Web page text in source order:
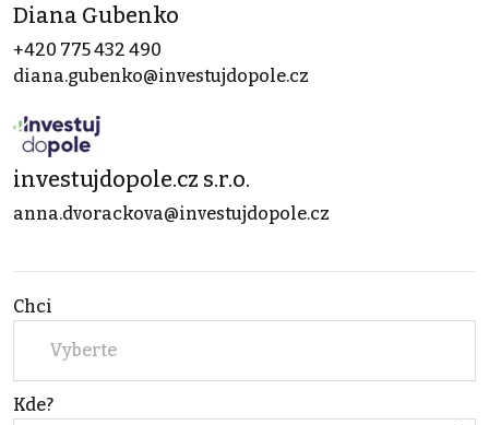
Diana Gubenko
+420 775 432 490
diana.gubenko@investujdopole.cz
investujdopole.cz s.r.o.
anna.dvorackova@investujdopole.cz
Chci
Vyberte
Kde?